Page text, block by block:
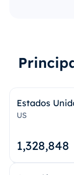
Estados
US
1,328,848